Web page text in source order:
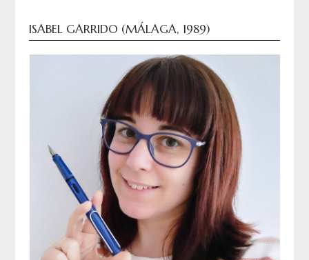
ISABEL GARRIDO (MÁLAGA, 1989)